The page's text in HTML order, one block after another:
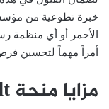
خبرة تطوعية من
الأحمر أو أي منظمة
أمراً مهماً لتحسين
مزايا منحة Helmut Schmidt الألمانية